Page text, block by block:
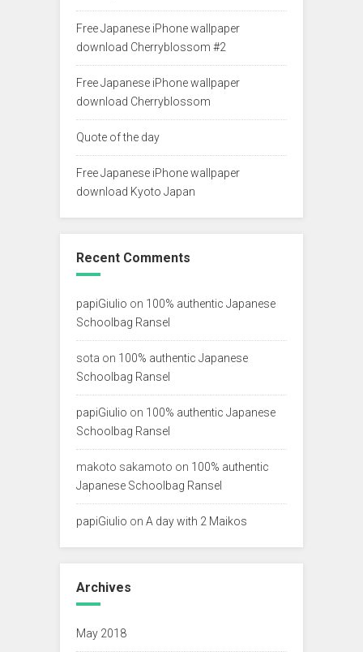
Free Japanese iPhone wallpaper
download Cherryblossom #2
Free Japanese iPhone wallpaper
download Cherryblossom
Quote of the day
Free Japanese iPhone wallpaper
download Kyoto Japan
Recent Comments
papiGiulio on 100% authentic Japanese
Schoolbag Ransel
sota on 100% authentic Japanese
Schoolbag Ransel
papiGiulio on 100% authentic Japanese
Schoolbag Ransel
makoto sakamoto on 100% authentic
Japanese Schoolbag Ransel
papiGiulio on A day with 2 Maikos
Archives
May 2018